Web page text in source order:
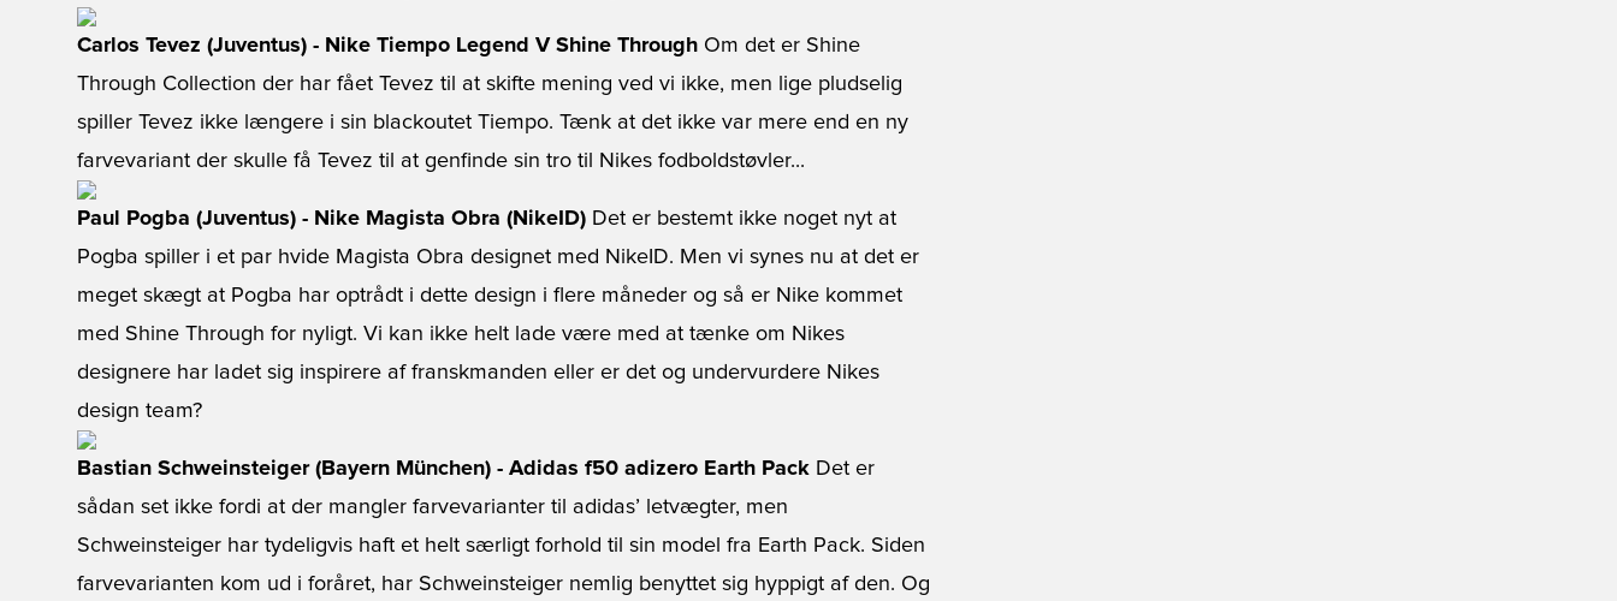
Carlos Tevez (Juventus) - Nike Tiempo Legend V Shine Through Om det er Shine
Through Collection der har fået Tevez til at skifte mening ved vi ikke, men lige pludselig
spiller Tevez ikke længere i sin blackoutet Tiempo. Tænk at det ikke var mere end en ny
farvevariant der skulle få Tevez til at genfinde sin tro til Nikes fodboldstøvler...
Paul Pogba (Juventus) - Nike Magista Obra (NikeID) Det er bestemt ikke noget nyt at
Pogba spiller i et par hvide Magista Obra designet med NikeID. Men vi synes nu at det er
meget skægt at Pogba har optrådt i dette design i flere måneder og så er Nike kommet
med Shine Through for nyligt. Vi kan ikke helt lade være med at tænke om Nikes
designere har ladet sig inspirere af franskmanden eller er det og undervurdere Nikes
design team?
Bastian Schweinsteiger (Bayern München) - Adidas f50 adizero Earth Pack Det er
sådan set ikke fordi at der mangler farvevarianter til adidas’ letvægter, men
Schweinsteiger har tydeligvis haft et helt særligt forhold til sin model fra Earth Pack. Siden
farvevarianten kom ud i foråret, har Schweinsteiger nemlig benyttet sig hyppigt af den. Og